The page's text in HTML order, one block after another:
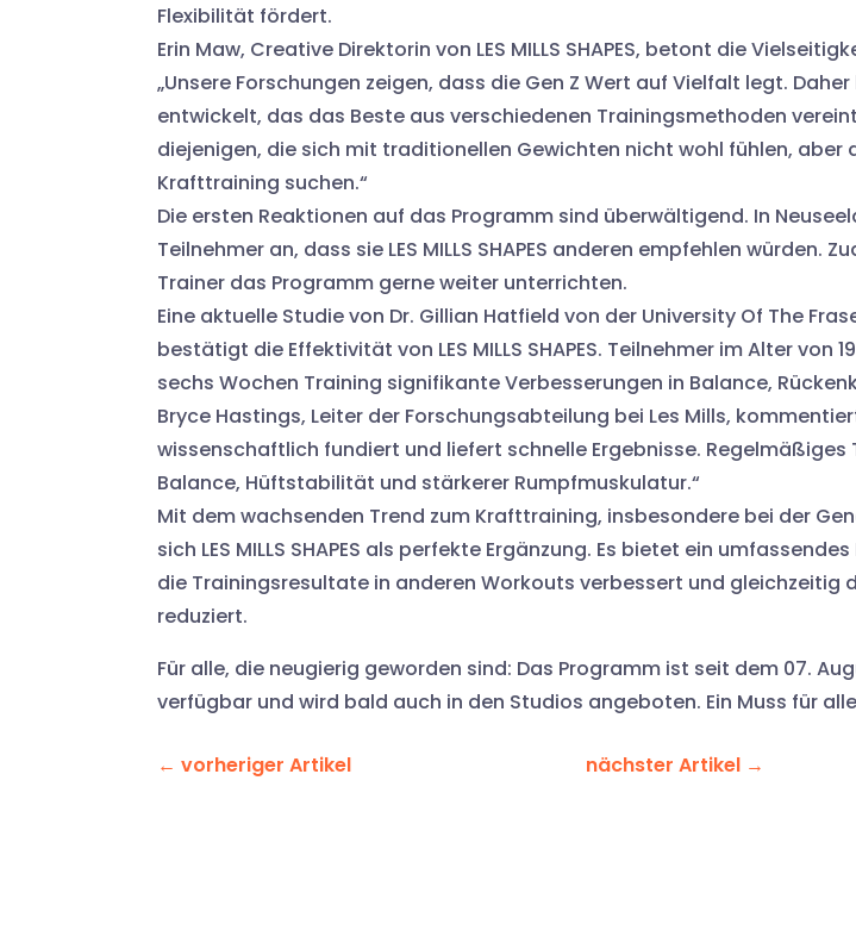
Flexibilität fördert.
Erin Maw, Creative Direktorin von LES MILLS SHAPES, betont die
„Unsere Forschungen zeigen, dass die Gen Z Wert auf Vielfalt legt.
entwickelt, das das Beste aus verschiedenen Trainingsmethoden
diejenigen, die sich mit traditionellen Gewichten nicht wohl fühlen, aber
Krafttraining suchen.“
Die ersten Reaktionen auf das Programm sind überwältigend. In
Teilnehmer an, dass sie LES MILLS SHAPES anderen empfehlen würden.
Trainer das Programm gerne weiter unterrichten.
Eine aktuelle Studie von Dr. Gillian Hatfield von der University Of The
bestätigt die Effektivität von LES MILLS SHAPES. Teilnehmer im Alter von
sechs Wochen Training signifikante Verbesserungen in Balance,
Bryce Hastings, Leiter der Forschungsabteilung bei Les Mills, kommentiert:
wissenschaftlich fundiert und liefert schnelle Ergebnisse. Regelmäßiges
Balance, Hüftstabilität und stärkerer Rumpfmuskulatur.“
Mit dem wachsenden Trend zum Krafttraining, insbesondere bei der
sich LES MILLS SHAPES als perfekte Ergänzung. Es bietet ein
die Trainingsresultate in anderen Workouts verbessert und gleichzeitig
reduziert.
Für alle, die neugierig geworden sind: Das Programm ist seit dem 07.
verfügbar und wird bald auch in den Studios angeboten. Ein Muss für
← vorheriger Artikel nächster Artikel →